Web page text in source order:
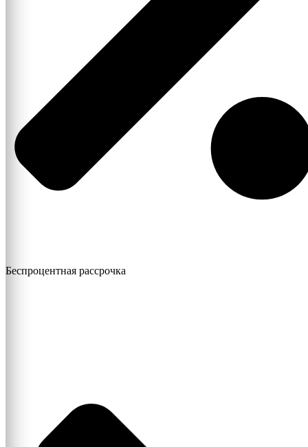
Беспроцентная рассрочка